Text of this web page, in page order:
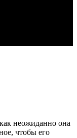
неожиданно она
чтобы его